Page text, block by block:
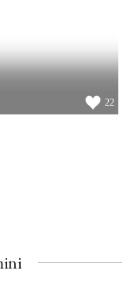
22